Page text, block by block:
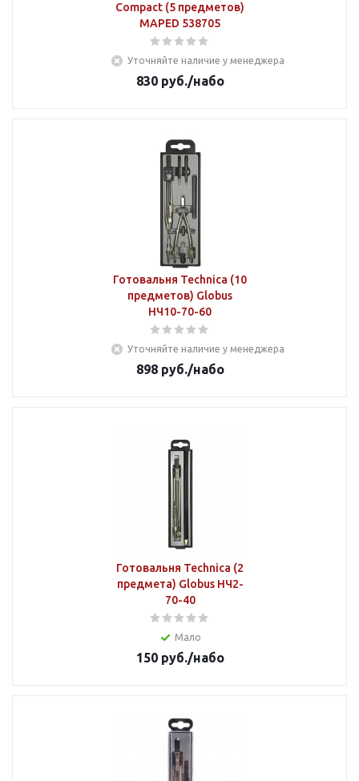
Compact (5 предметов)
MAPED 538705
Уточняйте наличие у менеджера
830руб./набо
Готовальня Technica (10
предметов) Globus
НЧ10-70-60
Уточняйте наличие у менеджера
898руб./набо
Готовальня Technica (2
предмета) Globus НЧ2-
70-40
Мало
150руб./набо